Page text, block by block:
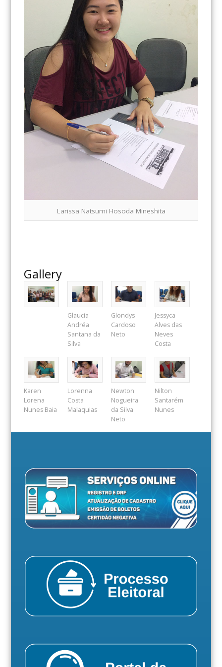
Larissa Natsumi Hosoda Mineshita
Gallery
Glaucia
Andréa
Santana da
Silva
Glondys
Cardoso
Neto
Jessyca
Alves das
Neves
Costa
Karen
Lorena
Nunes Baia
Lorenna
Costa
Malaquias
Newton
Nogueira
da Silva
Neto
Nilton
Santarém
Nunes